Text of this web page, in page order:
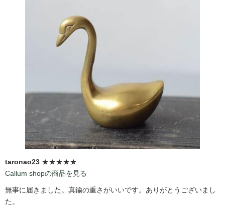
taronao23 ★★★★★
Callum shopの商品を見る
無事に届きました。真鍮の重さがいいです。ありがとうございまし
た。